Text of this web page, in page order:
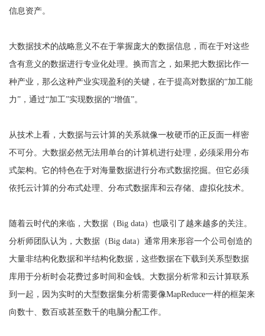
信息资产。
大数据技术的战略意义不在于掌握庞大的数据信息，而在于对这些
含有意义的数据进行专业化处理。换而言之，如果把大数据比作一
种产业，那么这种产业实现盈利的关键，在于提高对数据的“加工能
力”，通过“加工”实现数据的“增值”。
从技术上看，大数据与云计算的关系就像一枚硬币的正反面一样密
不可分。大数据必然无法用单台的计算机进行处理，必须采用分布
式架构。它的特色在于对海量数据进行分布式数据挖掘。但它必须
依托云计算的分布式处理、分布式数据库和云存储、虚拟化技术。
随着云时代的来临，大数据（Big data）也吸引了越来越多的关注。
分析师团队认为，大数据（Big data）通常用来形容一个公司创造的
大量非结构化数据和半结构化数据，这些数据在下载到关系型数据
库用于分析时会花费过多时间和金钱。大数据分析常和云计算联系
到一起，因为实时的大型数据集分析需要像MapReduce一样的框架来
向数十、数百或甚至数千的电脑分配工作。